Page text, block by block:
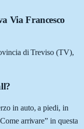
Via Francesco
di Treviso (TV),
in auto, a piedi, in
arrivare” in questa